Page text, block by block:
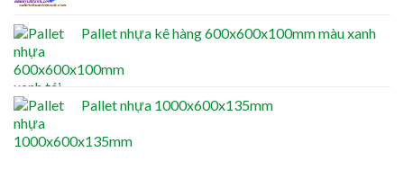
Pallet nhựa kê hàng 600x600x100mm màu xanh
Pallet nhựa 1000x600x135mm